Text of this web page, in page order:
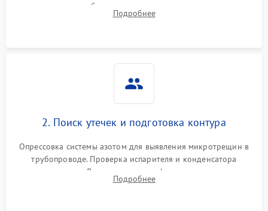
сопротивления обмоток мотора, проверка термостата и
считывание кодов ошибок с электронного дисплея.
Подробнее
2. Поиск утечек и подготовка контура
Опрессовка системы азотом для выявления микротрещин в
трубопроводе. Проверка испарителя и конденсатора
течеискателем. Демонтаж старого фильтра-осушителя и
продувка капиллярной трубки для устранения засоров.
Подробнее